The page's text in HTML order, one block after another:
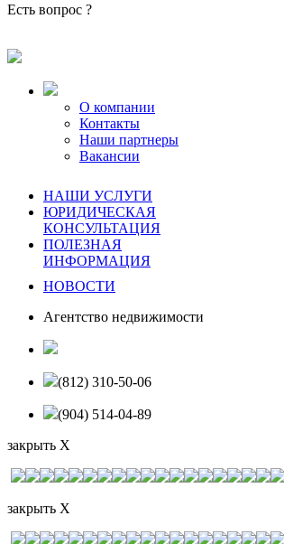
Есть вопрос ?
О компании
Контакты
Наши партнеры
Вакансии
НАШИ УСЛУГИ
ЮРИДИЧЕСКАЯ
КОНСУЛЬТАЦИЯ
ПОЛЕЗНАЯ
ИНФОРМАЦИЯ
НОВОСТИ
Агентство недвижимости
(812) 310-50-06
(904) 514-04-89
закрыть X
закрыть X